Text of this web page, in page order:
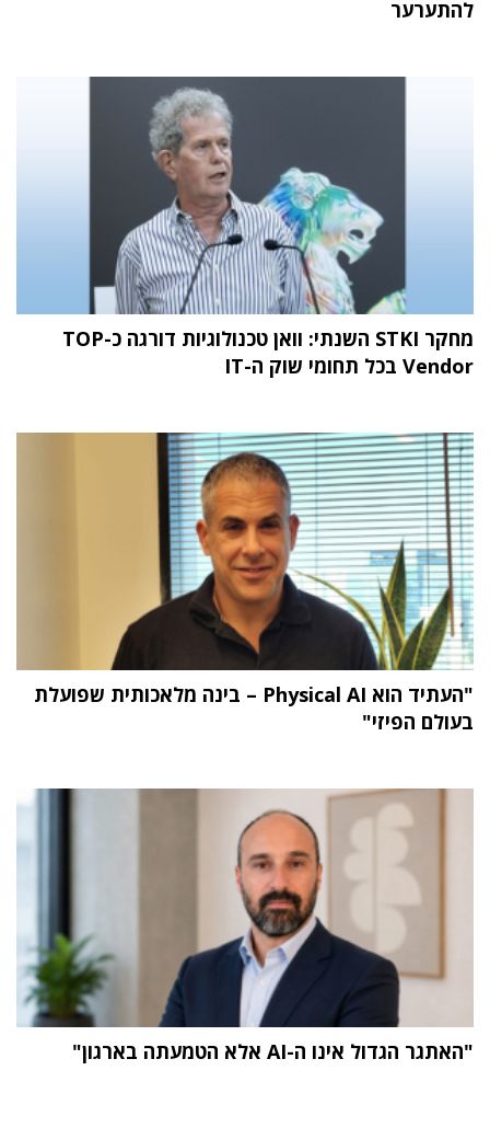
להתערער
מחקר STKI השנתי: וואן טכנולוגיות דורגה כ-TOP
Vendor בכל תחומי שוק ה-IT
"העתיד הוא Physical AI – בינה מלאכותית שפועלת
בעולם הפיזי"
"האתגר הגדול אינו ה-AI אלא הטמעתה בארגון"